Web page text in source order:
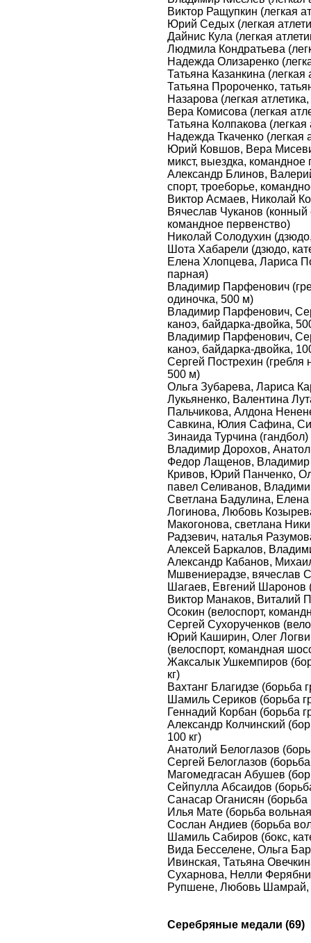
Виктор Ращупкин (легкая
Юрий Седых (легкая
Дайнис Кула (легкая
Людмила Кондратьева
Надежда Олизаренко
Татьяна Казанкина (легкая
Татьяна Пророченко,
Назарова (легкая
Вера Комисова (легкая
Татьяна Колпакова
Надежда Ткаченко (легкая
Юрий Ковшов, Вера
микст, выездка, командное
Александр Блинов,
спорт, троеборье,
Виктор Асмаев, Николай
Вячеслав Чуканов (конный
командное первенство)
Николай Солодухин
Шота Хабарели (дзюдо,
Елена Хлопцева, Лариса
парная)
Владимир Парфенович
одиночка, 500 м)
Владимир Парфенович,
каноэ, байдарка-двойка,
Владимир Парфенович,
каноэ, байдарка-двойка,
Сергей Пострехин (гребля
500 м)
Ольга Зубарева, Лариса
Лукьяненко, Валентина
Пальчикова, Алдона
Савкина, Юлия Сафина,
Зинаида Турчина (гандбол)
Владимир Дорохов,
Федор Лащенов,
Кривов, Юрий Панченко,
павел Селиванов,
Светлана Бадулина,
Логинова, Любовь
Макогонова, светлана
Радзевич, наталья
Алексей Баркалов,
Александр Кабанов,
Мшвениерадзе, вячеслав
Шагаев, Евгений Шаронов
Виктор Манаков, Виталий
Осокин (велоспорт,
Сергей Сухорученков
Юрий Каширин, Олег
(велоспорт, командная
Жаксалык Ушкемпиров
кг)
Вахтанг Благидзе (борьба
Шамиль Сериков (борьба
Геннадий Корбан (борьба
Александр Колчинский
100 кг)
Анатолий Белоглазов
Сергей Белоглазов
Магомедгасан Абушев
Сейпулла Абсаидов
Санасар Оганисян (борьба
Илья Мате (борьба
Сослан Андиев (борьба
Шамиль Сабиров (бокс,
Вида Бесселене, Ольга
Ивинская, Татьяна
Сухарнова, Нелли
Рупшене, Любовь Шамрай,
Серебряные медали (69)